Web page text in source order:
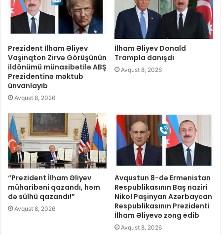
Prezident İlham Əliyev
Vaşinqton Zirvə Görüşünün
ildönümü münasibətilə ABŞ
Prezidentinə məktub
ünvanlayıb
Avqust 8, 2026
İlham Əliyev Donald
Trampla danışdı
Avqust 8, 2026
“Prezident İlham Əliyev
müharibəni qazandı, həm
də sülhü qazandı!”
Avqust 8, 2026
Avqustun 8-də Ermənistan
Respublikasının Baş naziri
Nikol Paşinyan Azərbaycan
Respublikasının Prezidenti
İlham Əliyevə zəng edib
Avqust 8, 2026